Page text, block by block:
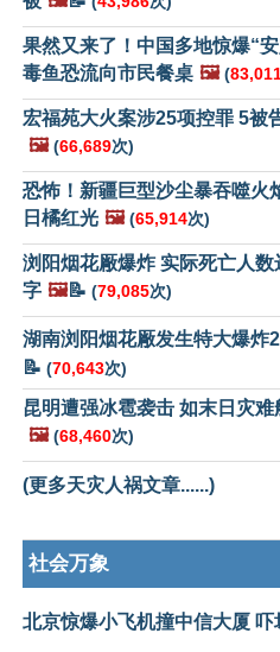
果然又来了！中国多地惊爆“
毒鱼恐流向市民餐桌 🖼️ (
宏福苑大火案涉25项控罪 5被
🖼️ (66,689次)
恐怖！新疆巨型沙尘暴吞噬火
日橘红光 🖼️ (65,914次)
浏阳烟花厰爆炸 实际死亡人数
字 🖼️📝 (79,085次)
湖南浏阳烟花厰发生特大爆炸
📝 (70,643次)
昆明遭强冰雹袭击 如末日灾难
🖼️ (68,460次)
(更多天灾人祸文章......)
社会万象
北京惊爆小飞机撞中信大厦 吓